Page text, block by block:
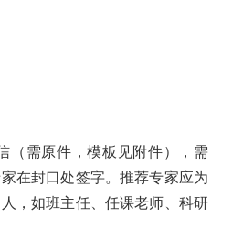
需原件，模板见附件），需
在封口处签字。推荐专家应为
，如班主任、任课老师、科研